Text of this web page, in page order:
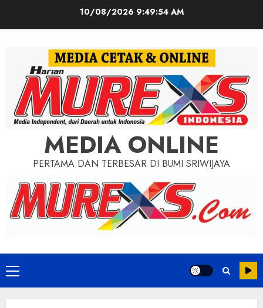
10/08/2026 9:49:56 AM
MEDIA ONLINE
PERTAMA DAN TERBESAR DI BUMI SRIWIJAYA
Primary
Menu